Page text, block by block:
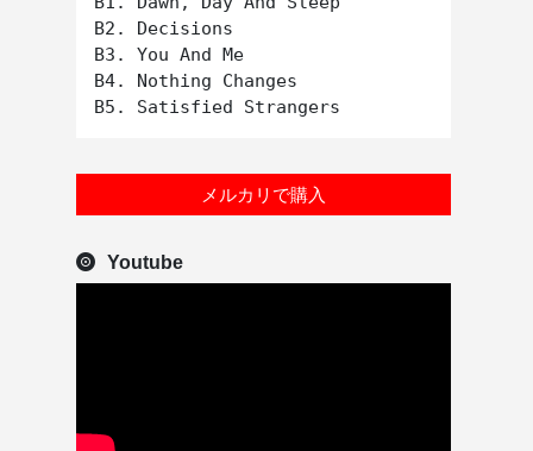
B2. Decisions
B3. You And Me
B4. Nothing Changes
メルカリで購入
Youtube